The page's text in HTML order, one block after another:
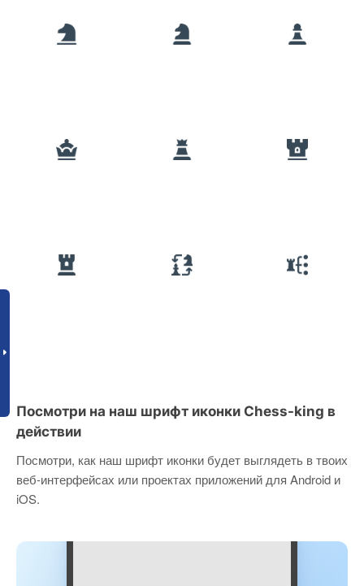
Посмотри на наш шрифт иконки Chess-king в
действии
Посмотри, как наш шрифт иконки будет выглядеть в твоих
веб-интерфейсах или проектах приложений для Android и
iOS.